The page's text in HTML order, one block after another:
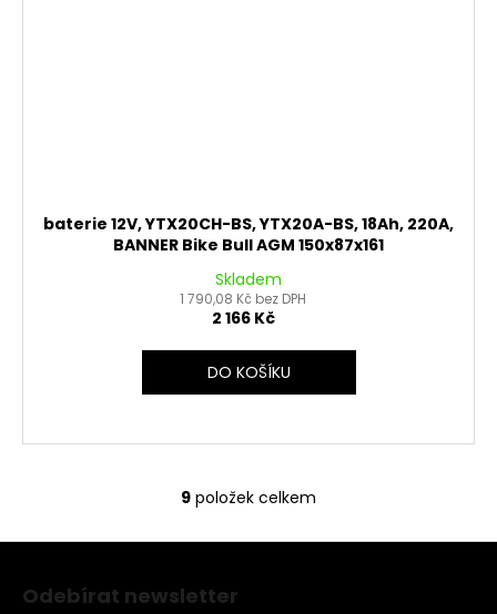
baterie 12V, YTX20CH-BS, YTX20A-BS, 18Ah, 220A,
BANNER Bike Bull AGM 150x87x161
Skladem
1 790,08 Kč bez DPH
2 166 Kč
DO KOŠÍKU
O
v
9 položek celkem
Odebírat newsletter